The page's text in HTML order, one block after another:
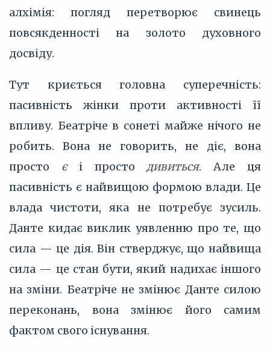
алхімія: погляд перетворює свинець
повсякденності на золото духовного
досвіду.
Тут криється головна суперечність:
пасивність жінки проти активності її
впливу. Беатріче в сонеті майже нічого не
робить. Вона не говорить, не діє, вона
просто єі простодивиться. Але ця
пасивність є найвищою формою влади. Це
влада чистоти, яка не потребує зусиль.
Данте кидає виклик уявленню про те, що
сила — це дія. Він стверджує, що найвища
сила — це стан бути, який надихає іншого
на зміни. Беатріче не змінює Данте силою
переконань, вона змінює його самим
фактом свого існування.